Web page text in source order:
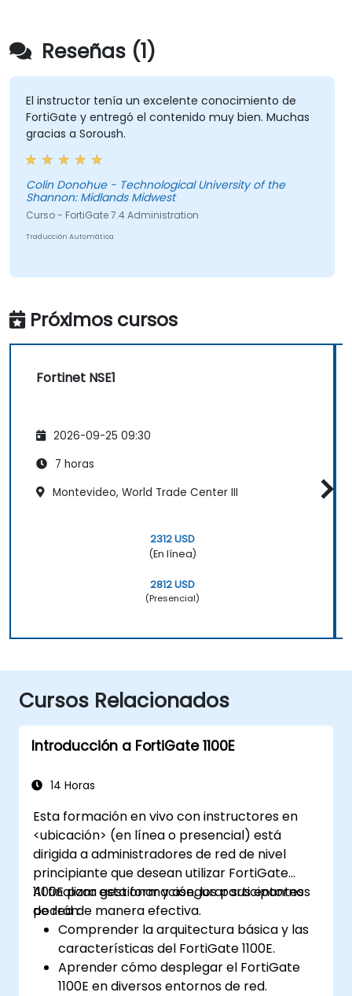
Reseñas (1)
El instructor tenía un excelente conocimiento de
FortiGate y entregó el contenido muy bien. Muchas
gracias a Soroush.
Colin Donohue - Technological University of the
Shannon: Midlands Midwest
Curso - FortiGate 7.4 Administration
Traducción Automática
Próximos cursos
Fortinet NSE1
2026-09-25 09:30
7 horas
Montevideo, World Trade Center III
2312 USD
(En línea)
2812 USD
(Presencial)
Cursos Relacionados
Introducción a FortiGate 1100E
14 Horas
Esta formación en vivo con instructores en
<ubicación> (en línea o presencial) está
dirigida a administradores de red de nivel
principiante que desean utilizar FortiGate
1100E para gestionar y asegurar sus entornos
de red de manera efectiva.
Al finalizar esta formación, los participantes
podrán:
Comprender la arquitectura básica y las
características del FortiGate 1100E.
Aprender cómo desplegar el FortiGate
1100E en diversos entornos de red.